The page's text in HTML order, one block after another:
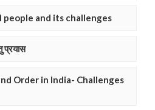
and its challenges
प्रयास
Order in India- Challenges